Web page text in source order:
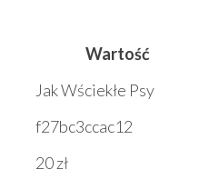
Wartość
Jak Wściekłe Psy
f27bc3ccac12
20 zł